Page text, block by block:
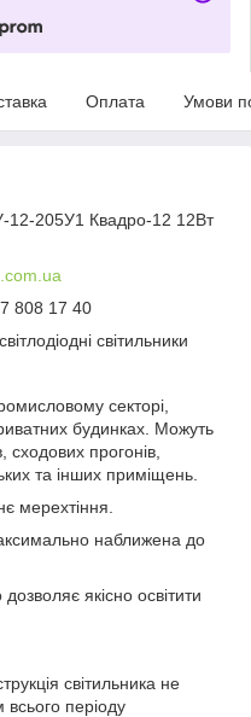
Оплата Умови
12-205У1 Квадро-12 12Вт
808 17 40
світильники
секторі,
будинках. Можуть
сходових прогонів,
та інших приміщень.
мерехтіння.
наближена до
якісно освітити
світильника не
періоду